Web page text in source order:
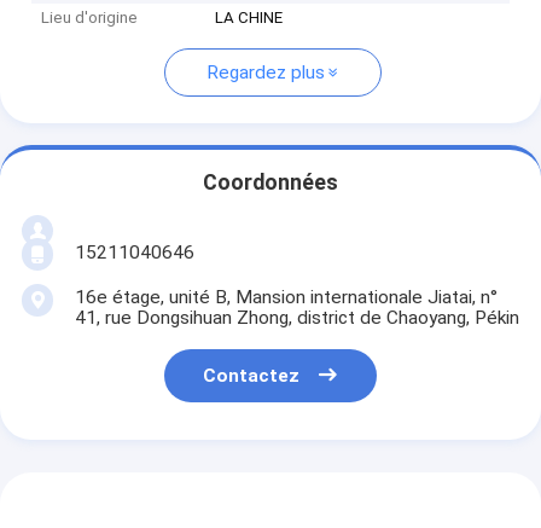
Lieu d'origine
LA CHINE
Regardez plus
Coordonnées
15211040646
16e étage, unité B, Mansion internationale Jiatai, n°
41, rue Dongsihuan Zhong, district de Chaoyang, Pékin
Contactez